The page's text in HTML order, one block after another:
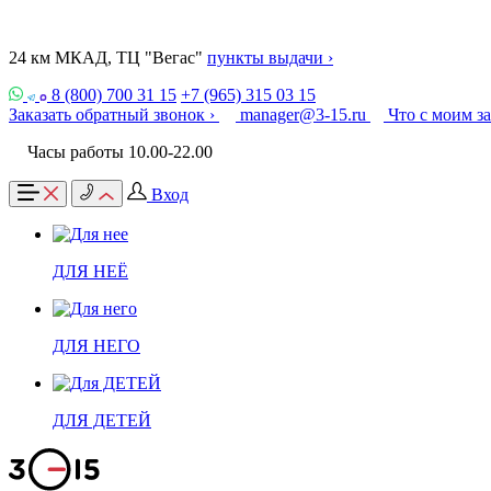
24 км МКАД, ТЦ "Вегас" пункты выдачи ›
8 (800) 700 31 15 +7 (965) 315 03 15
Заказать обратный звонок ›
manager@3-15.ru
Что с моим
Часы работы 10.00-22.00
Вход
ДЛЯ НЕЁ
ДЛЯ НЕГО
ДЛЯ ДЕТЕЙ